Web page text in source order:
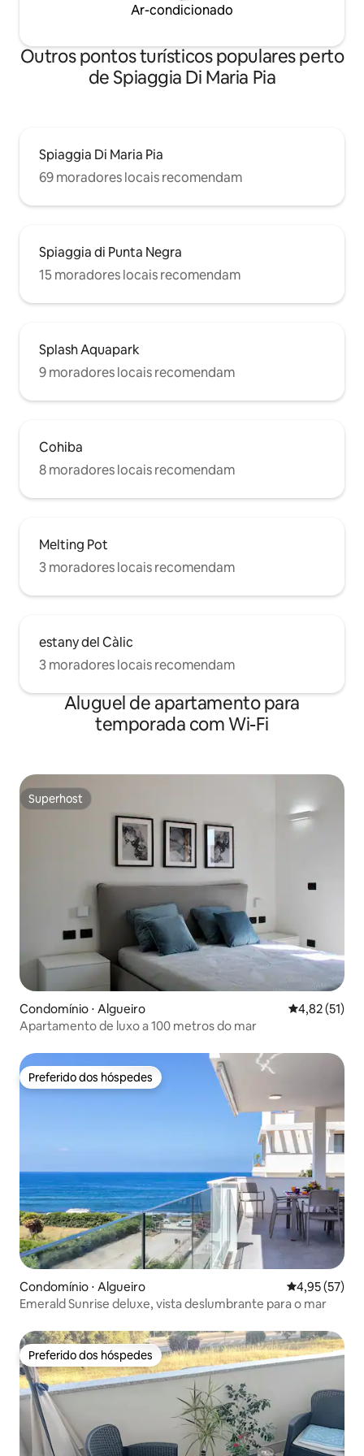
Ar-condicionado
Outros pontos turísticos populares perto
de Spiaggia Di Maria Pia
Spiaggia Di Maria Pia
69 moradores locais recomendam
Spiaggia di Punta Negra
15 moradores locais recomendam
Splash Aquapark
9 moradores locais recomendam
Cohiba
8 moradores locais recomendam
Melting Pot
3 moradores locais recomendam
estany del Càlic
3 moradores locais recomendam
Aluguel de apartamento para
temporada com Wi-Fi
Superhost
Superhost
Condomínio ⋅ Algueiro 4,82 de uma
4,82 (51)
Apartamento de luxo a 100 metros do mar
Preferido dos hóspedes
Preferido dos hóspedes
Condomínio ⋅ Algueiro 4,95 de uma
4,95 (57)
Emerald Sunrise deluxe, vista deslumbrante para o mar
Preferido dos hóspedes
Preferido dos hóspedes